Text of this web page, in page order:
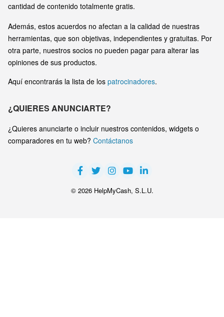
cantidad de contenido totalmente gratis.
Además, estos acuerdos no afectan a la calidad de nuestras
herramientas, que son objetivas, independientes y gratuitas. Por
otra parte, nuestros socios no pueden pagar para alterar las
opiniones de sus productos.
Aquí encontrarás la lista de los patrocinadores.
¿QUIERES ANUNCIARTE?
¿Quieres anunciarte o incluir nuestros contenidos, widgets o
comparadores en tu web? Contáctanos
© 2026 HelpMyCash, S.L.U.